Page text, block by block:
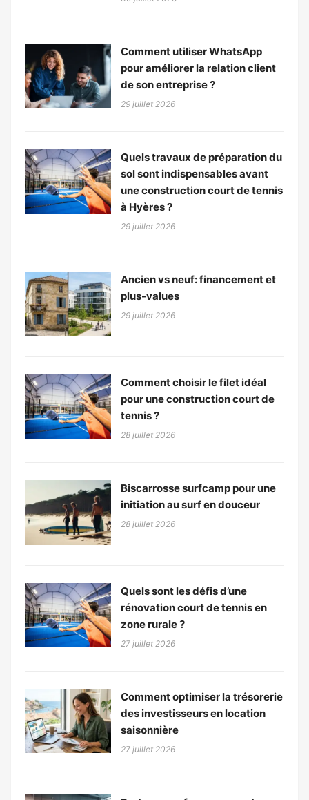
Comment utiliser WhatsApp
pour améliorer la relation client
de son entreprise ?
29 juillet 2026
Quels travaux de préparation du
sol sont indispensables avant
une construction court de tennis
à Hyères ?
29 juillet 2026
Ancien vs neuf: financement et
plus-values
29 juillet 2026
Comment choisir le filet idéal
pour une construction court de
tennis ?
28 juillet 2026
Biscarrosse surfcamp pour une
initiation au surf en douceur
28 juillet 2026
Quels sont les défis d’une
rénovation court de tennis en
zone rurale ?
27 juillet 2026
Comment optimiser la trésorerie
des investisseurs en location
saisonnière
27 juillet 2026